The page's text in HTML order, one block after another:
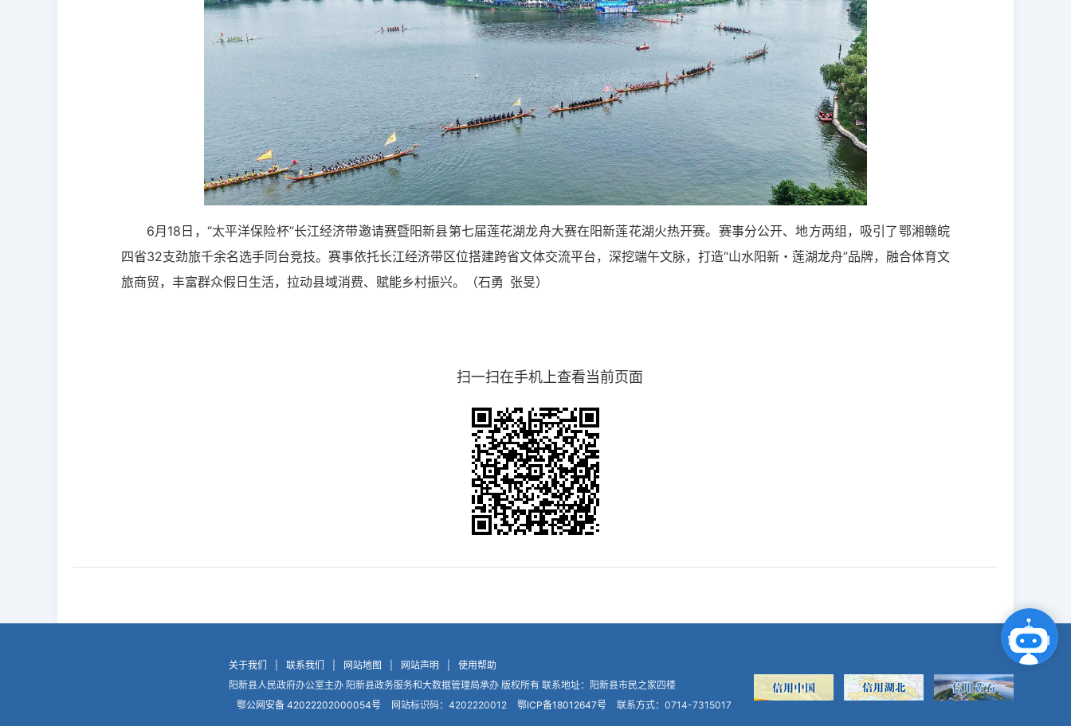
6月18日，“太平洋保险杯”长江经济带邀请赛暨阳新县第七届莲花湖龙舟大赛在阳新莲花湖火热开赛。赛事分公开、地方两组，吸引了鄂湘赣皖
四省32支劲旅千余名选手同台竞技。赛事依托长江经济带区位搭建跨省文体交流平台，深挖端午文脉，打造“山水阳新・莲湖龙舟”品牌，融合体育文
旅商贸，丰富群众假日生活，拉动县域消费、赋能乡村振兴。（石勇 张旻）
扫一扫在手机上查看当前页面
关于我们 联系我们 网站地图 网站声明
使用帮助
阳新县人民政府办公室主办 阳新县政务服务和大数据管理局承办 版权所有 联系地址：阳新县市民之家四楼
鄂公网安备 42022202000054号
网站标识码：4202220012 鄂ICP备18012647号 联系方式：0714-7315017